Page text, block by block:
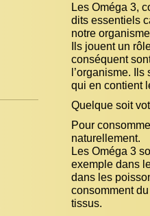
Les Oméga 3,
dits essentiels
notre
Ils jouent un
conséquent
l’organisme.
qui en contient
Quelque soit
Pour
naturellement.
Les Oméga 3
exemple dans
dans les
consomment
tissus.